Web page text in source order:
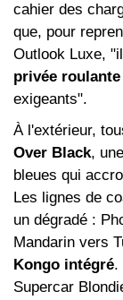
cahier des
que, pour
Outlook Luxe,
privée roulante
exigeants".
À l'extérieur,
Over Black,
bleues qui
Les lignes de
un dégradé :
Mandarin vers
Kongo intégré.
Supercar